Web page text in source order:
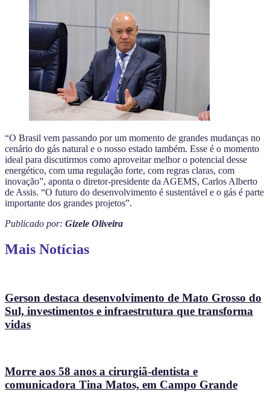
“O Brasil vem passando por um momento de grandes mudanças no
cenário do gás natural e o nosso estado também. Esse é o momento
ideal para discutirmos como aproveitar melhor o potencial desse
energético, com uma regulação forte, com regras claras, com
inovação”, aponta o diretor-presidente da AGEMS, Carlos Alberto
de Assis. “O futuro do desenvolvimento é sustentável e o gás é parte
importante dos grandes projetos”.
Publicado por: Gizele Oliveira
Mais Notícias
Gerson destaca desenvolvimento de Mato Grosso do
Sul, investimentos e infraestrutura que transforma
vidas
Morre aos 58 anos a cirurgiã-dentista e
comunicadora Tina Matos, em Campo Grande